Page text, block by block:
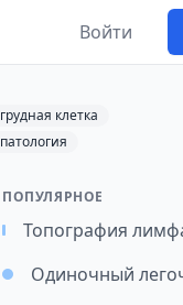
Войти
грудная клетка
патология
ПОПУЛЯРНОЕ
Одиночный